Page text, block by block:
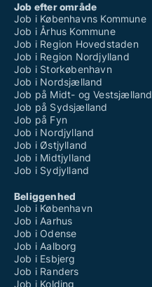
Job efter område
Job i Københavns Kommune
Job i Århus Kommune
Job i Region Hovedstaden
Job i Region Nordjylland
Job i Storkøbenhavn
Job i Nordsjælland
Job på Midt- og Vestsjælland
Job på Sydsjælland
Job på Fyn
Job i Nordjylland
Job i Østjylland
Job i Midtjylland
Job i Sydjylland
Beliggenhed
Job i København
Job i Aarhus
Job i Odense
Job i Aalborg
Job i Esbjerg
Job i Randers
Job i Kolding